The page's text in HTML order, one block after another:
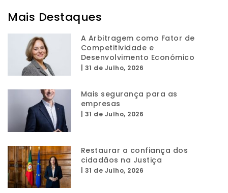
Mais Destaques
A Arbitragem como Fator de
Competitividade e
Desenvolvimento Económico
31 de Julho, 2026
Mais segurança para as
empresas
31 de Julho, 2026
Restaurar a confiança dos
cidadãos na Justiça
31 de Julho, 2026